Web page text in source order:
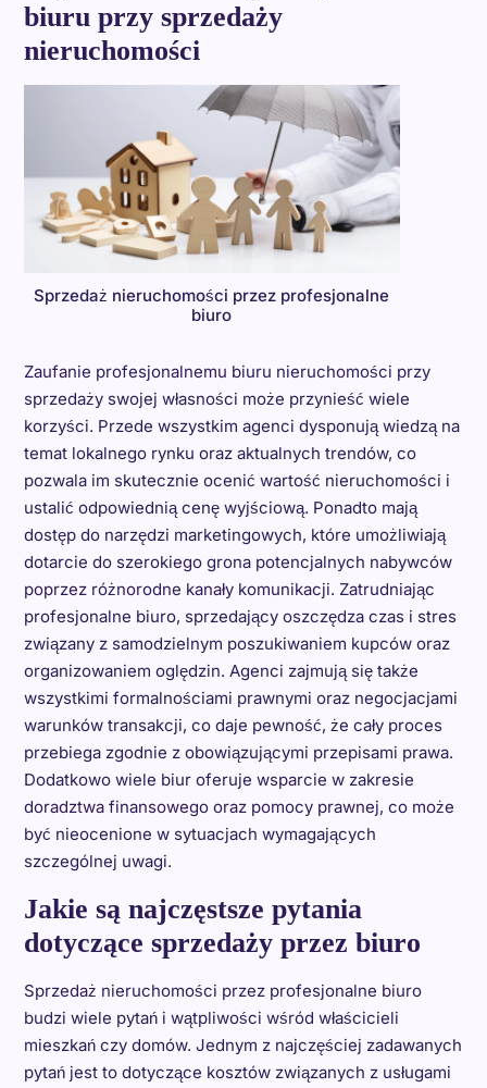
biuru przy sprzedaży
nieruchomości
Sprzedaż nieruchomości przez profesjonalne
biuro
Zaufanie profesjonalnemu biuru nieruchomości przy
sprzedaży swojej własności może przynieść wiele
korzyści. Przede wszystkim agenci dysponują wiedzą na
temat lokalnego rynku oraz aktualnych trendów, co
pozwala im skutecznie ocenić wartość nieruchomości i
ustalić odpowiednią cenę wyjściową. Ponadto mają
dostęp do narzędzi marketingowych, które umożliwiają
dotarcie do szerokiego grona potencjalnych nabywców
poprzez różnorodne kanały komunikacji. Zatrudniając
profesjonalne biuro, sprzedający oszczędza czas i stres
związany z samodzielnym poszukiwaniem kupców oraz
organizowaniem oględzin. Agenci zajmują się także
wszystkimi formalnościami prawnymi oraz negocjacjami
warunków transakcji, co daje pewność, że cały proces
przebiega zgodnie z obowiązującymi przepisami prawa.
Dodatkowo wiele biur oferuje wsparcie w zakresie
doradztwa finansowego oraz pomocy prawnej, co może
być nieocenione w sytuacjach wymagających
szczególnej uwagi.
Jakie są najczęstsze pytania
dotyczące sprzedaży przez biuro
Sprzedaż nieruchomości przez profesjonalne biuro
budzi wiele pytań i wątpliwości wśród właścicieli
mieszkań czy domów. Jednym z najczęściej zadawanych
pytań jest to dotyczące kosztów związanych z usługami